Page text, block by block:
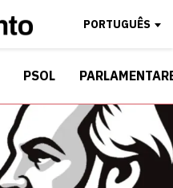
PORTUGUÊS
PSOL